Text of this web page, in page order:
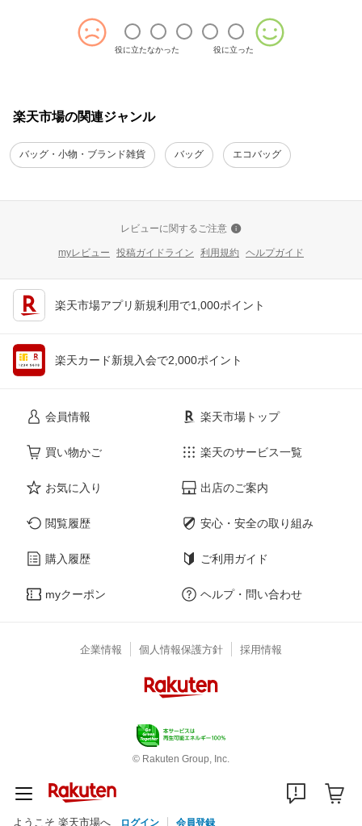
役に立たなかった 役に立った
楽天市場の関連ジャンル
バッグ・小物・ブランド雑貨 バッグ エコバッグ
レビューに関するご注意
myレビュー 投稿ガイドライン 利用規約 ヘルプガイド
楽天市場アプリ新規利用で1,000ポイント
楽天カード新規入会で2,000ポイント
会員情報
買い物かご
お気に入り
閲覧履歴
購入履歴
myクーポン
楽天市場トップ
楽天のサービス一覧
出店のご案内
安心・安全の取り組み
ご利用ガイド
ヘルプ・問い合わせ
企業情報 個人情報保護方針 採用情報
© Rakuten Group, Inc.
ようこそ 楽天市場へ ログイン 会員登録